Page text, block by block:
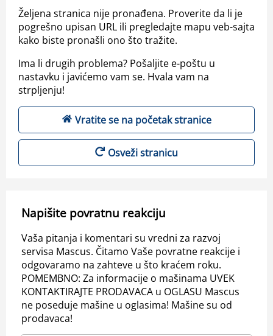
Željena stranica nije pronađena. Proverite da li je
pogrešno upisan URL ili pregledajte mapu veb-sajta
kako biste pronašli ono što tražite.
Ima li drugih problema? Pošaljite e-poštu u
nastavku i javićemo vam se. Hvala vam na
strpljenju!
Vratite se na početak stranice
Osveži stranicu
Napišite povratnu reakciju
Vaša pitanja i komentari su vredni za razvoj
servisa Mascus. Čitamo Vaše povratne reakcije i
odgovaramo na zahteve u što kraćem roku.
POMEMBNO: Za informacije o mašinama UVEK
KONTAKTIRAJTE PRODAVACA u OGLASU Mascus
ne poseduje mašine u oglasima! Mašine su od
prodavaca!